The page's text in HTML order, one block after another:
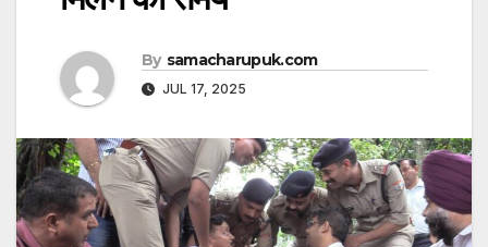
By samacharupuk.com
JUL 17, 2025